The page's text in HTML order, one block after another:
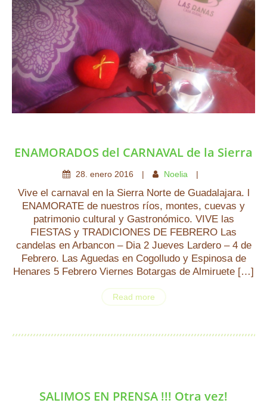
ENAMORADOS del CARNAVAL de la Sierra
28 enero 2016 Noelia
Vive el carnaval en la Sierra Norte de Guadalajara. l
ENAMORATE de nuestros ríos, montes, cuevas y
patrimonio cultural y Gastronómico. VIVE las
FIESTAS y TRADICIONES DE FEBRERO Las
candelas en Arbancon – Dia 2 Jueves Lardero – 4 de
Febrero. Las Aguedas en Cogolludo y Espinosa de
Henares 5 Febrero Viernes Botargas de Almiruete […]
Read more
SALIMOS EN PRENSA !!! Otra vez!